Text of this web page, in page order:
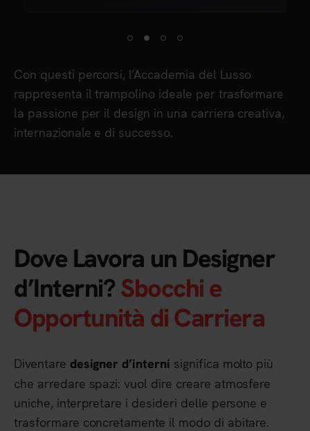
Con questi percorsi, l’Accademia del Lusso
rappresenta il trampolino ideale per trasformare
la passione per il design in una carriera creativa,
internazionale e di successo.
Dove Lavora un Designer
d’Interni?Sbocchi e
Opportunità di Carriera
Diventare designer d’interni significa molto più
che arredare spazi: vuol dire creare atmosfere
uniche, interpretare i desideri delle persone e
trasformare concretamente il modo di abitare.